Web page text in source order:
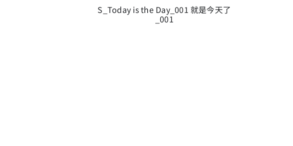
S_Today is the Day_001 就是今天了
_001